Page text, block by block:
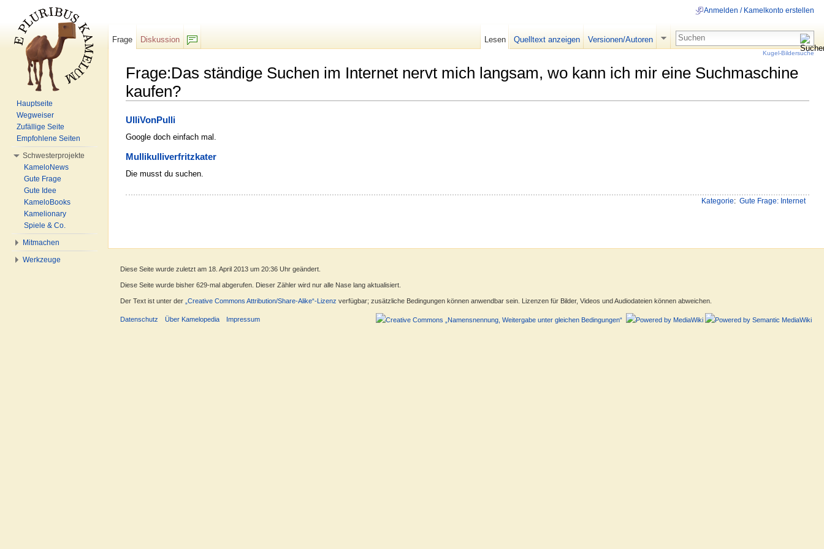
Frage:Das ständige Suchen im Internet nervt mich langsam, wo kann ich mir eine Suchmaschine
kaufen?
UlliVonPulli
Google doch einfach mal.
Mullikulliverfritzkater
Die musst du suchen.
Kategorie: Gute Frage: Internet
Anmelden / Kamelkonto erstellen
Frage
Diskussion
Lesen Quelltext anzeigen Versionen/Autoren
Kugel-Bildersuche
Hauptseite
Wegweiser
Zufällige Seite
Empfohlene Seiten
Schwesterprojekte
KameloNews
Gute Frage
Gute Idee
KameloBooks
Kamelionary
Spiele & Co.
Mitmachen
Werkzeuge
Diese Seite wurde zuletzt am 18. April 2013 um 20:36 Uhr geändert.
Diese Seite wurde bisher 629-mal abgerufen. Dieser Zähler wird nur alle Nase lang aktualisiert.
Der Text ist unter der „Creative Commons Attribution/Share-Alike“-Lizenz verfügbar; zusätzliche Bedingungen können anwendbar sein. Lizenzen für Bilder, Videos und Audiodateien können abweichen.
Datenschutz Über Kamelopedia Impressum